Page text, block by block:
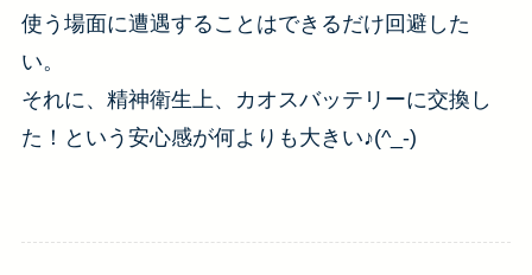
使う場面に遭遇することはできるだけ回避した
い。
それに、精神衛生上、カオスバッテリーに交換し
た！という安心感が何よりも大きい♪(^_-)